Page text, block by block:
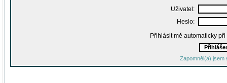
Uživatel:
Heslo:
Přihlásit mě automaticky
Zapomněl(a) jsem